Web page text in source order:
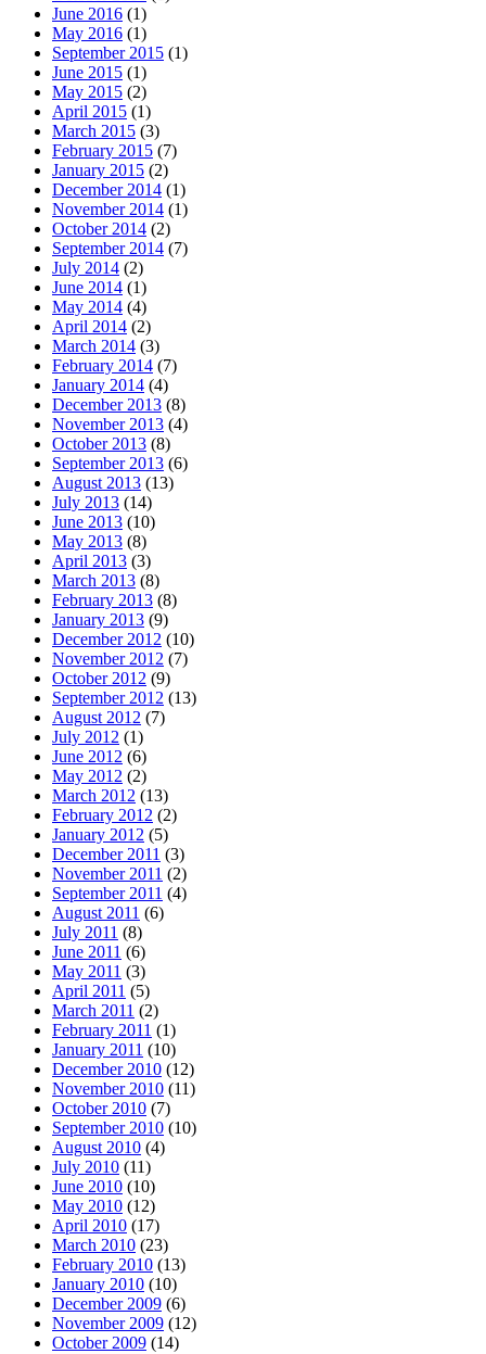
June 2016 (1)
May 2016 (1)
September 2015 (1)
June 2015 (1)
May 2015 (2)
April 2015 (1)
March 2015 (3)
February 2015 (7)
January 2015 (2)
December 2014 (1)
November 2014 (1)
October 2014 (2)
September 2014 (7)
July 2014 (2)
June 2014 (1)
May 2014 (4)
April 2014 (2)
March 2014 (3)
February 2014 (7)
January 2014 (4)
December 2013 (8)
November 2013 (4)
October 2013 (8)
September 2013 (6)
August 2013 (13)
July 2013 (14)
June 2013 (10)
May 2013 (8)
April 2013 (3)
March 2013 (8)
February 2013 (8)
January 2013 (9)
December 2012 (10)
November 2012 (7)
October 2012 (9)
September 2012 (13)
August 2012 (7)
July 2012 (1)
June 2012 (6)
May 2012 (2)
March 2012 (13)
February 2012 (2)
January 2012 (5)
December 2011 (3)
November 2011 (2)
September 2011 (4)
August 2011 (6)
July 2011 (8)
June 2011 (6)
May 2011 (3)
April 2011 (5)
March 2011 (2)
February 2011 (1)
January 2011 (10)
December 2010 (12)
November 2010 (11)
October 2010 (7)
September 2010 (10)
August 2010 (4)
July 2010 (11)
June 2010 (10)
May 2010 (12)
April 2010 (17)
March 2010 (23)
February 2010 (13)
January 2010 (10)
December 2009 (6)
November 2009 (12)
October 2009 (14)